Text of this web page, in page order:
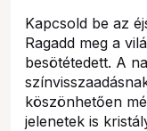
Kapcsold be az
Ragadd meg a
besötétedett. A
köszönhetően
jelenetek is